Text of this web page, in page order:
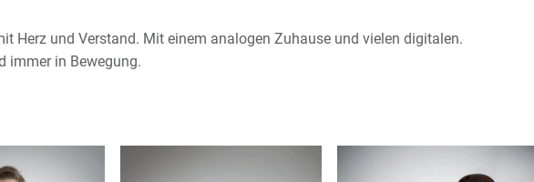
Herz und Verstand. Mit einem analogen Zuhause und vielen digitalen.
immer in Bewegung.